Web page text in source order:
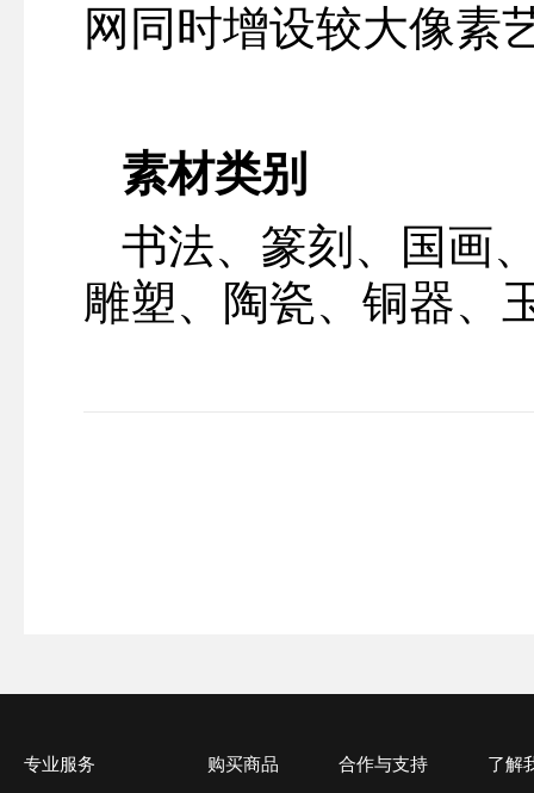
网同时增设较大像素
素材类别
书法、篆刻、国画
雕塑、陶瓷、铜器、
专业服务 购买商品 合作与支持 了解